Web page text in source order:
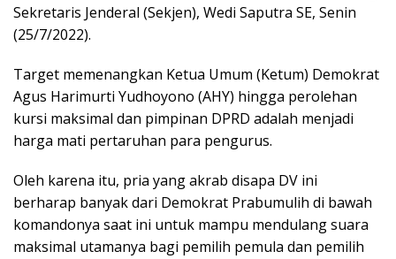
Sekretaris Jenderal (Sekjen), Wedi Saputra SE, Senin
(25/7/2022).
Target memenangkan Ketua Umum (Ketum) Demokrat
Agus Harimurti Yudhoyono (AHY) hingga perolehan
kursi maksimal dan pimpinan DPRD adalah menjadi
harga mati pertaruhan para pengurus.
Oleh karena itu, pria yang akrab disapa DV ini
berharap banyak dari Demokrat Prabumulih di bawah
komandonya saat ini untuk mampu mendulang suara
maksimal utamanya bagi pemilih pemula dan pemilih